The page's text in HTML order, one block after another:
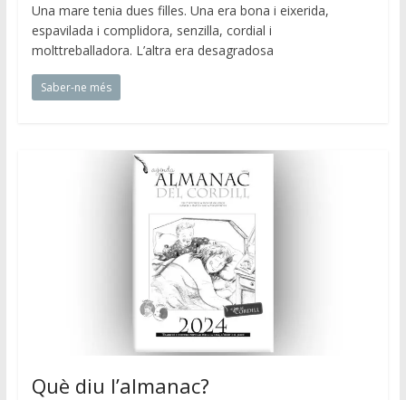
Una mare tenia dues filles. Una era bona i eixerida,
espavilada i complidora, senzilla, cordial i
molttreballadora. L’altra era desagradosa
Saber-ne més
Què diu l’almanac?